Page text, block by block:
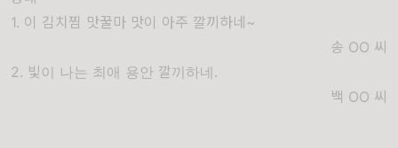
1. 이 김치찜 맛꿀마 맛이 아주 깔끼하네~
송 OO 씨
2. 빛이 나는 최애 용안 깔끼하네.
백 OO 씨